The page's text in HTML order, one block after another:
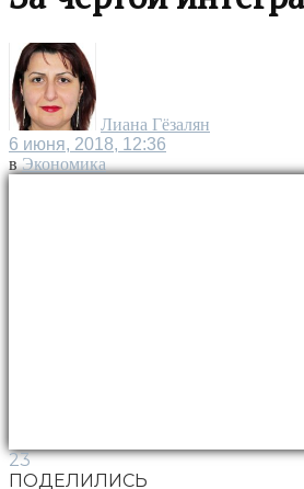
Лиана Гёзалян
6 июня, 2018, 12:36
в Экономика
23
ПОДЕЛИЛИСЬ